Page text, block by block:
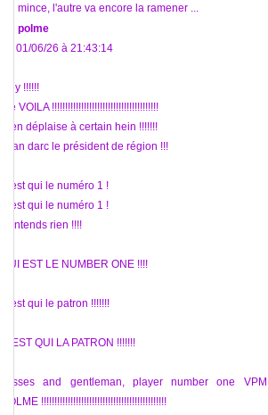
Oh mince, l'autre va encore la ramener ...
polme
Le 01/06/26 à 21:43:14
Hey !!!!!!
Me VOILA !!!!!!!!!!!!!!!!!!!!!!!!!!!!!!!!!!!!!!!!
N'en déplaise à certain hein !!!!!!!
Jean darc le président de région !!!
C'est qui le numéro 1 !
C'est qui le numéro 1 !
J'entends rien !!!!
QUI EST LE NUMBER ONE !!!!
C'est qui le patron !!!!!!!
C EST QUI LA PATRON !!!!!!!
Misses and gentleman, player number one VPM
POLME !!!!!!!!!!!!!!!!!!!!!!!!!!!!!!!!!!!!!!!!!!!!!!!